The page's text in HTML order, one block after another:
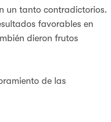
un tanto contradictorios.
favorables en
dieron frutos
de las